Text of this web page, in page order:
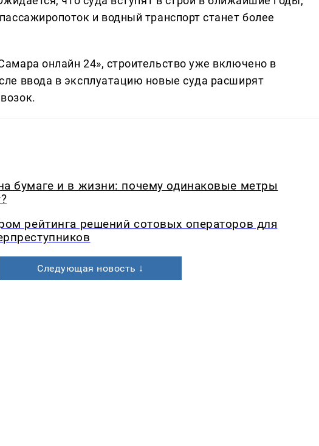
и водный транспорт станет более
онлайн 24», строительство уже включено в
ввода в эксплуатацию новые суда расширят
бумаге и в жизни: почему одинаковые метры
рейтинга решений сотовых операторов для
Следующая новость ↓